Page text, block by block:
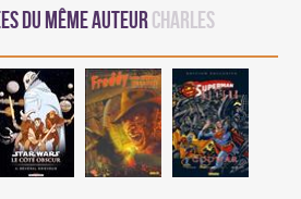
du même auteurCharles